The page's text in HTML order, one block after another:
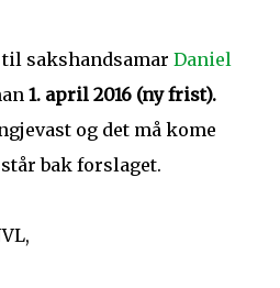
sakshandsamar Daniel
1. april 2016 (ny frist).
og det må kome
bak forslaget.